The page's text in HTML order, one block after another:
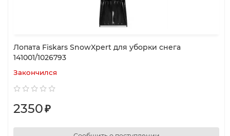
Лопата Fiskars SnowXpert для уборки снега
141001/1026793
Закончился
2350₽